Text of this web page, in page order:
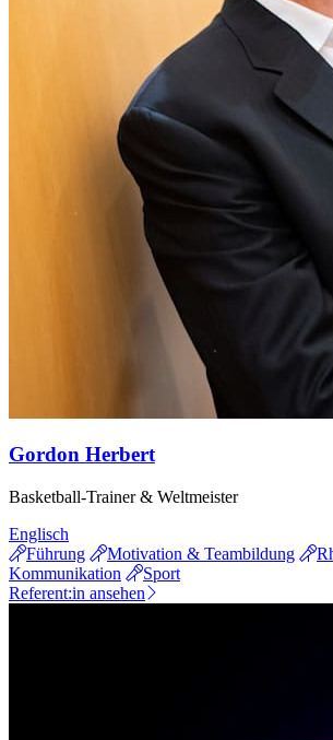
Gordon Herbert
Basketball-Trainer & Weltmeister
Englisch
Führung
Motivation & Teambildung
Kommunikation
Sport
Referent:in ansehen